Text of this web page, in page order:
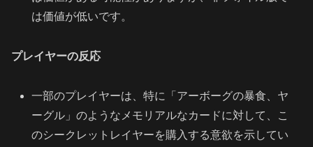
は価値が低いです。
プレイヤーの反応
一部のプレイヤーは、特に「アーボーグの暴食、ヤ
ーグル」のようなメモリアルなカードに対して、こ
のシークレットレイヤーを購入する意欲を示してい